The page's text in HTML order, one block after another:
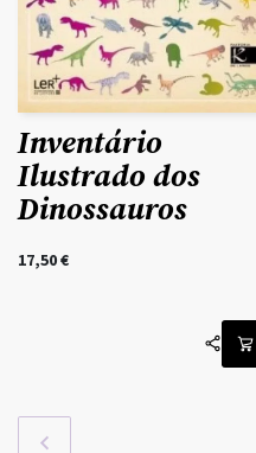
Inventário
Ilustrado dos
Dinossauros
17,50€